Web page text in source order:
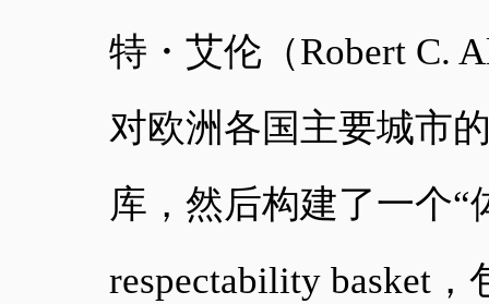
特・艾伦（Robert C.
对欧洲各国主要城市
库，然后构建了一个“
respectability basket